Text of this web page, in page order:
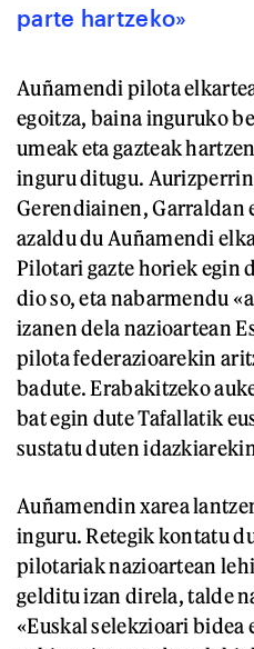
parte hartzeko»
Auñamendi pilota
egoitza, baina inguruko
umeak eta gazteak
inguru ditugu.
Gerendiainen, Garraldan
azaldu du Auñamendi
Pilotari gazte horiek egin
dio so, eta nabarmendu
izanen dela nazioartean
pilota federazioarekin
badute. Erabakitzeko
bat egin dute Tafallatik
sustatu duten
Auñamendin xarea
inguru. Retegik kontatu
pilotariak nazioartean
gelditu izan direla, talde
«Euskal selekzioari bidea